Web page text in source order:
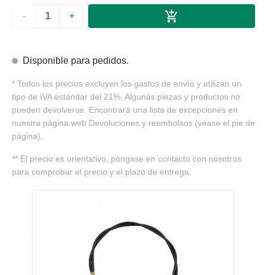
- +
Disponible para pedidos.
* Todos los precios excluyen los gastos de envío y utilizan un
tipo de IVA estándar del 21%. Algunas piezas y productos no
pueden devolverse. Encontrará una lista de excepciones en
nuestra página web Devoluciones y reembolsos (véase el pie de
página).
** El precio es orientativo, póngase en contacto con nosotros
para comprobar el precio y el plazo de entrega.